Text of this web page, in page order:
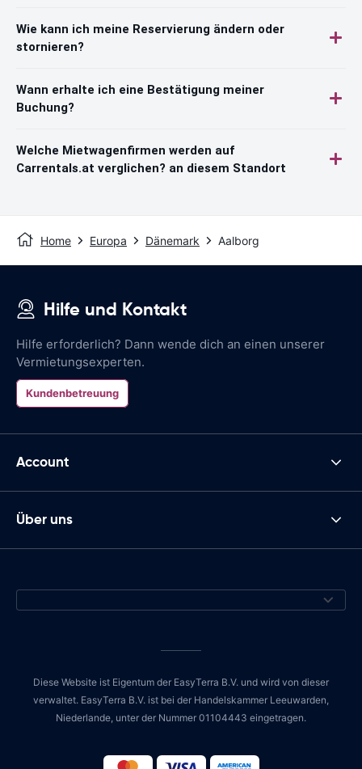
Wie kann ich meine Reservierung ändern oder
stornieren?
Wann erhalte ich eine Bestätigung meiner
Buchung?
Welche Mietwagenfirmen werden auf
Carrentals.at verglichen? an diesem Standort
Home Europa Dänemark Aalborg
Hilfe und Kontakt
Hilfe erforderlich? Dann wende dich an einen unserer
Vermietungsexperten.
Kundenbetreuung
Account
Über uns
Diese Website ist Eigentum der EasyTerra B.V. und wird von dieser
verwaltet. EasyTerra B.V. ist bei der Handelskammer Leeuwarden,
Niederlande, unter der Nummer 01104443 eingetragen.